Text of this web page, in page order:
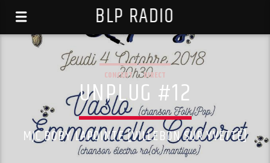
BLP RADIO
CONCERT DIRECT
UNPLUG #12
MJC BOBY LAPOINTE [VILLEBON SUR YVETTE]